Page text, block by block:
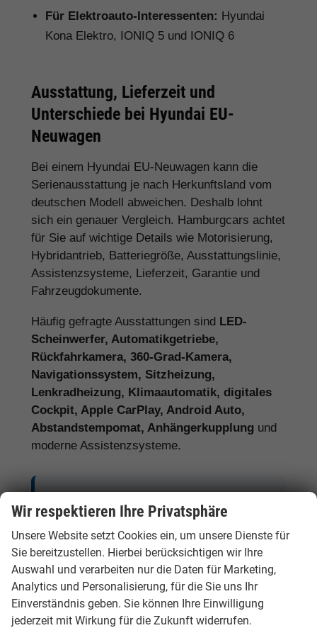
Für Elektroauto-Interessenten: Hyundai
Kona Elektro, IONIQ 5 und IONIQ 6
Ausstattung, Lieferzeit und
Unterschiede bei Hyundai EU-
Neuwagen
Bei einem Hyundai EU-Neuwagen kann die
Serienausstattung je nach Herkunftsland vom
deutschen Modell abweichen. Deshalb lohnt
sich ein genauer Vergleich. Hamburgcars achtet
für Sie auf wichtige Details wie Motorisierung,
Hybridantrieb, Batteriegröße, Ausstattungslinie,
Assistenzsysteme, Lieferzeit, Garantie und
Fahrzeugdokumente.
Häufig gefragte Ausstattungen sind LED-
Scheinwerfer, Automatikgetriebe,
Rückfahrkamera, 360-Grad-Kamera,
Navigationssystem, Sitzheizung,
Lenkradheizung, Klimaautomatik, digitales
Cockpit, Apple CarPlay, Android Auto,
Abstandstempomat, Anhängerkupplung und
moderne Assistenzsysteme.
Neuwagen nicht nur den Kaufpreis,
sondern auch Ausstattung, Lieferzeit,
Garantieumfang und mögliche
Zusatzkosten. So erkennen Sie den
tatsächlichen Preisvorteil.
Wir respektieren Ihre Privatsphäre
Unsere Website setzt Cookies ein, um unsere Dienste für
Sie bereitzustellen. Hierbei berücksichtigen wir Ihre
Auswahl und verarbeiten nur die Daten für Marketing,
Analytics und Personalisierung, für die Sie uns Ihr
Einverständnis geben. Sie können Ihre Einwilligung
jederzeit mit Wirkung für die Zukunft widerrufen.